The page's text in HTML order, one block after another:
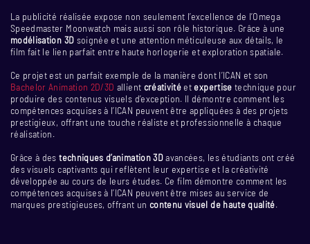
La publicité réalisée expose non seulement l’excellence de l’Omega
Speedmaster Moonwatch mais aussi son rôle historique. Grâce à une
modélisation 3D soignée et une attention méticuleuse aux détails, le
film fait le lien parfait entre haute horlogerie et exploration spatiale.
Ce projet est un parfait exemple de la manière dont l’ICAN et son
Bachelor Animation 2D/3D allient créativitéetexpertise technique pour
produire des contenus visuels d’exception. Il démontre comment les
compétences acquises à l’ICAN peuvent être appliquées à des projets
prestigieux, offrant une touche réaliste et professionnelle à chaque
réalisation.
Grâce à destechniques d’animation 3Davancées, les étudiants ont créé
des visuels captivants qui reflètent leur expertise et la créativité
développée au cours de leurs études. Ce film démontre comment les
compétences acquises à l’ICAN peuvent être mises au service de
marques prestigieuses, offrant un contenu visuel de haute qualité.